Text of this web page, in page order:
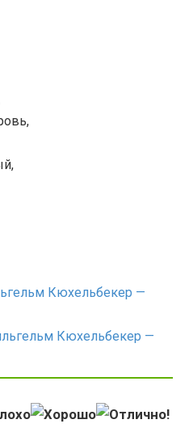
Кюхельбекер —
Кюхельбекер —